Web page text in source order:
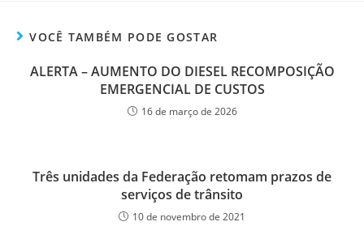
VOCÊ TAMBÉM PODE GOSTAR
ALERTA – AUMENTO DO DIESEL RECOMPOSIÇÃO
EMERGENCIAL DE CUSTOS
16 de março de 2026
Três unidades da Federação retomam prazos de
serviços de trânsito
10 de novembro de 2021